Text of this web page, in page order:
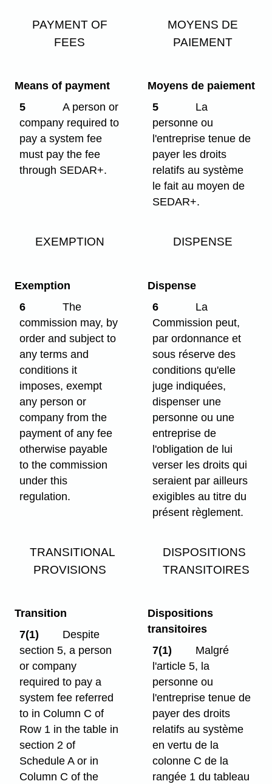
PAYMENT OF
FEES
MOYENS DE
PAIEMENT
Means of payment
5
A person or
company required to
pay a system fee
must pay the fee
through SEDAR+.
Moyens de paiement
5
La
personne ou
l'entreprise tenue de
payer les droits
relatifs au système
le fait au moyen de
SEDAR+.
EXEMPTION DISPENSE
Exemption
6
The
commission may, by
order and subject to
any terms and
conditions it
imposes, exempt
any person or
company from the
payment of any fee
otherwise payable
to the commission
under this
regulation.
Dispense
6
La
Commission peut,
par ordonnance et
sous réserve des
conditions qu'elle
juge indiquées,
dispenser une
personne ou une
entreprise de
l'obligation de lui
verser les droits qui
seraient par ailleurs
exigibles au titre du
présent règlement.
TRANSITIONAL
PROVISIONS
DISPOSITIONS
TRANSITOIRES
Transition
7(1)
Despite
section 5, a person
or company
required to pay a
system fee referred
to in Column C of
Row 1 in the table in
section 2 of
Schedule A or in
Column C of the
Dispositions
transitoires
7(1)
Malgré
l'article 5, la
personne ou
l'entreprise tenue de
payer des droits
relatifs au système
en vertu de la
colonne C de la
rangée 1 du tableau